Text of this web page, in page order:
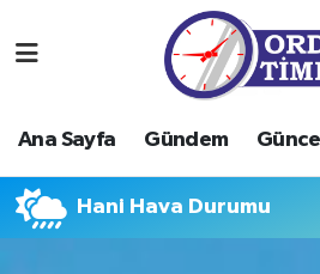
Ana Sayfa Gündem Güncel
Hani Hava Durumu
Gündem
Güncel
Ordu Nöbetçi Eczaneler
Ordu Hava Durumu
Ordu Namaz Vakitleri